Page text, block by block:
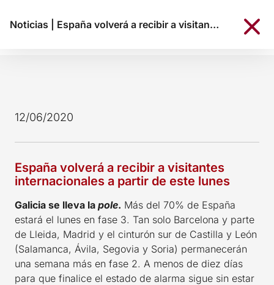
Noticias España volverá a recibir a visitantes internacionales a partir de este lunes
12/06/2020
España volverá a recibir a visitantes
internacionales a partir de este lunes
Galicia se lleva la pole. Más del 70% de España
estará el lunes en fase 3. Tan solo Barcelona y parte
de Lleida, Madrid y el cinturón sur de Castilla y León
(Salamanca, Ávila, Segovia y Soria) permanecerán
una semana más en fase 2. A menos de diez días
para que finalice el estado de alarma sigue sin estar